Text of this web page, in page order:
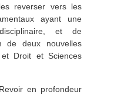
reverser vers les
ayant une
et de
de deux nouvelles
Droit et Sciences
en profondeur